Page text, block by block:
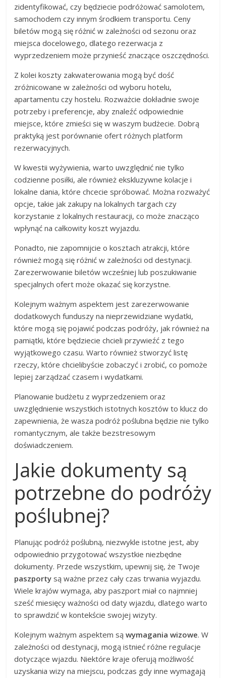
zidentyfikować, czy będziecie podróżować samolotem,
samochodem czy innym środkiem transportu. Ceny
biletów mogą się różnić w zależności od sezonu oraz
miejsca docelowego, dlatego rezerwacja z
wyprzedzeniem może przynieść znaczące oszczędności.
Z kolei koszty zakwaterowania mogą być dość
zróżnicowane w zależności od wyboru hotelu,
apartamentu czy hostelu. Rozważcie dokładnie swoje
potrzeby i preferencje, aby znaleźć odpowiednie
miejsce, które zmieści się w waszym budżecie. Dobrą
praktyką jest porównanie ofert różnych platform
rezerwacyjnych.
W kwestii wyżywienia, warto uwzględnić nie tylko
codzienne posiłki, ale również ekskluzywne kolacje i
lokalne dania, które chcecie spróbować. Można rozważyć
opcje, takie jak zakupy na lokalnych targach czy
korzystanie z lokalnych restauracji, co może znacząco
wpłynąć na całkowity koszt wyjazdu.
Ponadto, nie zapomnijcie o kosztach atrakcji, które
również mogą się różnić w zależności od destynacji.
Zarezerwowanie biletów wcześniej lub poszukiwanie
specjalnych ofert może okazać się korzystne.
Kolejnym ważnym aspektem jest zarezerwowanie
dodatkowych funduszy na nieprzewidziane wydatki,
które mogą się pojawić podczas podróży, jak również na
pamiątki, które będziecie chcieli przywieźć z tego
wyjątkowego czasu. Warto również stworzyć listę
rzeczy, które chcielibyście zobaczyć i zrobić, co pomoże
lepiej zarządzać czasem i wydatkami.
Planowanie budżetu z wyprzedzeniem oraz
uwzględnienie wszystkich istotnych kosztów to klucz do
zapewnienia, że wasza podróż poślubna będzie nie tylko
romantycznym, ale także bezstresowym
doświadczeniem.
Jakie dokumenty są
potrzebne do podróży
poślubnej?
Planując podróż poślubną, niezwykle istotne jest, aby
odpowiednio przygotować wszystkie niezbędne
dokumenty. Przede wszystkim, upewnij się, że Twoje
paszporty są ważne przez cały czas trwania wyjazdu.
Wiele krajów wymaga, aby paszport miał co najmniej
sześć miesięcy ważności od daty wjazdu, dlatego warto
to sprawdzić w kontekście swojej wizyty.
Kolejnym ważnym aspektem sąwymagania wizowe. W
zależności od destynacji, mogą istnieć różne regulacje
dotyczące wjazdu. Niektóre kraje oferują możliwość
uzyskania wizy na miejscu, podczas gdy inne wymagają